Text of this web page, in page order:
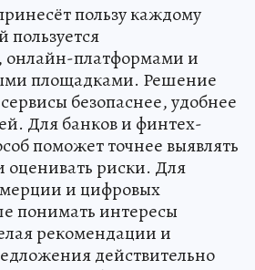
пользу каждому
пользуется
онлайн-платформами и
площадками. Решение
безопаснее, удобнее
Для банков и финтех-
поможет точнее выявлять
риски. Для
и цифровых
понимать интересы
рекомендации и
действительно